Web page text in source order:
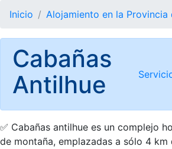
Inicio Alojamiento en la Provincia
Cabañas
Antilhue
✅ Cabañas antilhue es un complejo
de montaña, emplazadas a sólo 4